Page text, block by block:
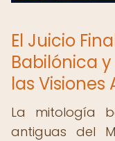
El Juicio
Babilónica
las
La mitología
antiguas del